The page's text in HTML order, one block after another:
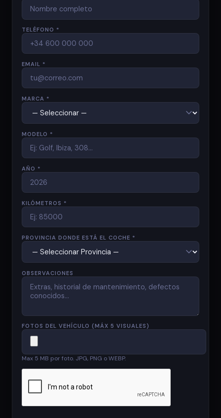
TELÉFONO *
EMAIL *
MARCA *
MODELO *
AÑO *
KILÓMETROS *
PROVINCIA DONDE ESTÁ EL COCHE *
OBSERVACIONES
FOTOS DEL VEHÍCULO (MÁX 5 VISUALES)
Max 5 MB por foto. JPG, PNG o WEBP.